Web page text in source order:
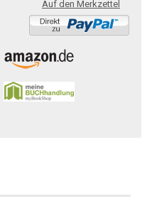
Auf den Merkzettel